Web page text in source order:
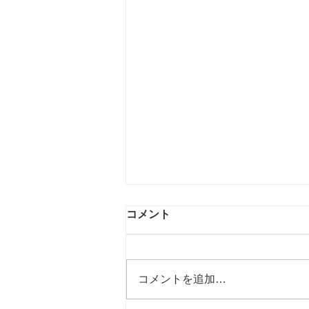
コメント
コメントを追加…